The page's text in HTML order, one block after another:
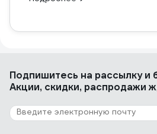
Подпишитесь на рассылкуи
Акции, скидки, распродажи